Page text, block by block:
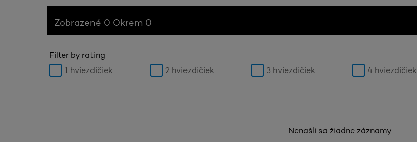
Zobrazené 0 Okrem 0
Filter by rating
1 hviezdičiek
2 hviezdičiek 3 hviezdičiek 4 hviezdičiek
Nenašli sa žiadne záznamy